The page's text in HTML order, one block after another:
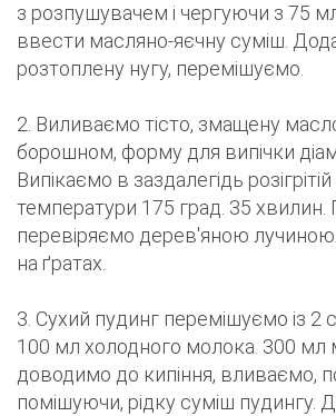
з розпушувачем і чергуючи з 75
ввести масляно-яєчну суміш.
розтоплену нугу, перемішуємо.
2. Виливаємо тісто, змащену
борошном, форму для випічки
Випікаємо в заздалегідь
температури 175 град. 35 хвилин.
перевіряємо дерев'яною
на ґратах.
3. Сухий пудинг перемішуємо із 2
100 мл холодного молока. 300 мл
доводимо до кипіння, вливаємо,
помішуючи, рідку суміш пудингу.